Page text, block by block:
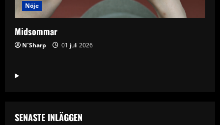
Nöje
Midsommar
N´Sharp 01 juli 2026
SENASTE INLÄGGEN